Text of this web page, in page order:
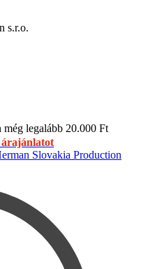
s.r.o.
legalább 20.000 Ft